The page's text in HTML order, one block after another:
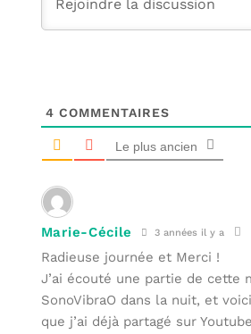
4 COMMENTAIRES
Le plus ancien
Marie-Cécile 3 années il y a
Radieuse journée et Merci !
J’ai écouté une partie de cette
SonoVibraO dans la nuit, et
que j’ai déjà partagé sur